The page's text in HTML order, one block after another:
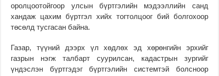
оролцоотойгоор улсын бүртгэлийн мэдээллийн санд
хандаж цахим бүртгэл хийх тогтолцоог бий болгохоор
төсөлд тусгасан байна.
Газар, түүний дээрх үл хөдлөх эд хөрөнгийн эрхийг
газрын нэгж талбарт суурилсан, кадастрын зургийг
үндэслэн бүртгэдэг бүртгэлийн системтэй болсноор